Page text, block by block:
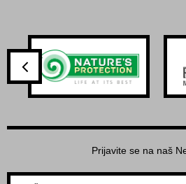
Prijavite se na naš